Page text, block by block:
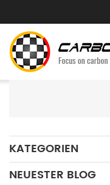
KATEGORIEN
NEUESTER BLOG